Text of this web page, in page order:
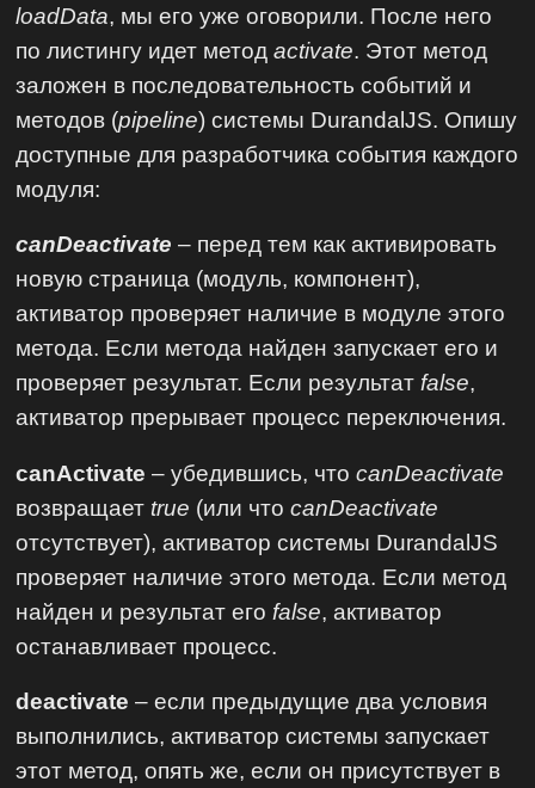
loadData, мы его уже оговорили. После него
по листингу идет методactivate. Этот метод
заложен в последовательность событий и
методов (pipeline) системы DurandalJS. Опишу
доступные для разработчика события каждого
модуля:
canDeactivate – перед тем как активировать
новую страница (модуль, компонент),
активатор проверяет наличие в модуле этого
метода. Если метода найден запускает его и
проверяет результат. Если результат false,
активатор прерывает процесс переключения.
canActivate– убедившись, чтоcanDeactivate
возвращает true (или чтоcanDeactivate
отсутствует), активатор системы DurandalJS
проверяет наличие этого метода. Если метод
найден и результат его false, активатор
останавливает процесс.
deactivate – если предыдущие два условия
выполнились, активатор системы запускает
этот метод, опять же, если он присутствует в